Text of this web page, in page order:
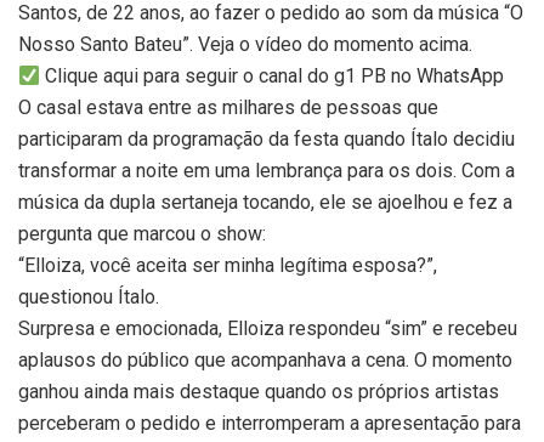
Santos, de 22 anos, ao fazer o pedido ao som da música “O
Nosso Santo Bateu”. Veja o vídeo do momento acima.
Clique aqui para seguir o canal do g1 PB no WhatsApp
O casal estava entre as milhares de pessoas que
participaram da programação da festa quando Ítalo decidiu
transformar a noite em uma lembrança para os dois. Com a
música da dupla sertaneja tocando, ele se ajoelhou e fez a
pergunta que marcou o show:
“Elloiza, você aceita ser minha legítima esposa?”,
questionou Ítalo.
Surpresa e emocionada, Elloiza respondeu “sim” e recebeu
aplausos do público que acompanhava a cena. O momento
ganhou ainda mais destaque quando os próprios artistas
perceberam o pedido e interromperam a apresentação para